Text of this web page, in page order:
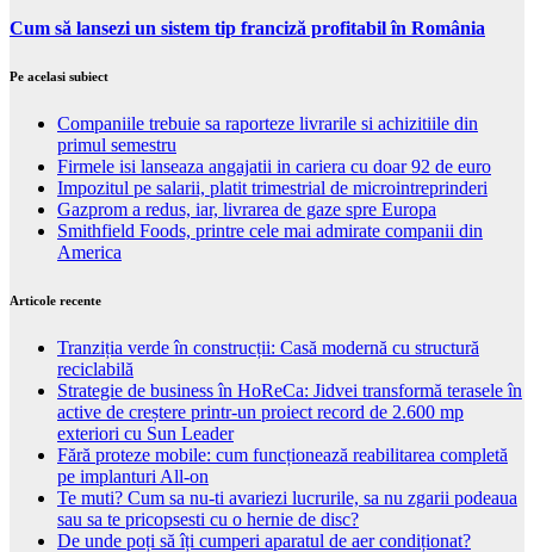
Cum să lansezi un sistem tip franciză profitabil în România
Pe acelasi subiect
Companiile trebuie sa raporteze livrarile si achizitiile din
primul semestru
Firmele isi lanseaza angajatii in cariera cu doar 92 de euro
Impozitul pe salarii, platit trimestrial de microintreprinderi
Gazprom a redus, iar, livrarea de gaze spre Europa
Smithfield Foods, printre cele mai admirate companii din
America
Articole recente
Tranziția verde în construcții: Casă modernă cu structură
reciclabilă
Strategie de business în HoReCa: Jidvei transformă terasele în
active de creștere printr-un proiect record de 2.600 mp
exteriori cu Sun Leader
Fără proteze mobile: cum funcționează reabilitarea completă
pe implanturi All-on
Te muti? Cum sa nu-ti avariezi lucrurile, sa nu zgarii podeaua
sau sa te pricopsesti cu o hernie de disc?
De unde poți să îți cumperi aparatul de aer condiționat?